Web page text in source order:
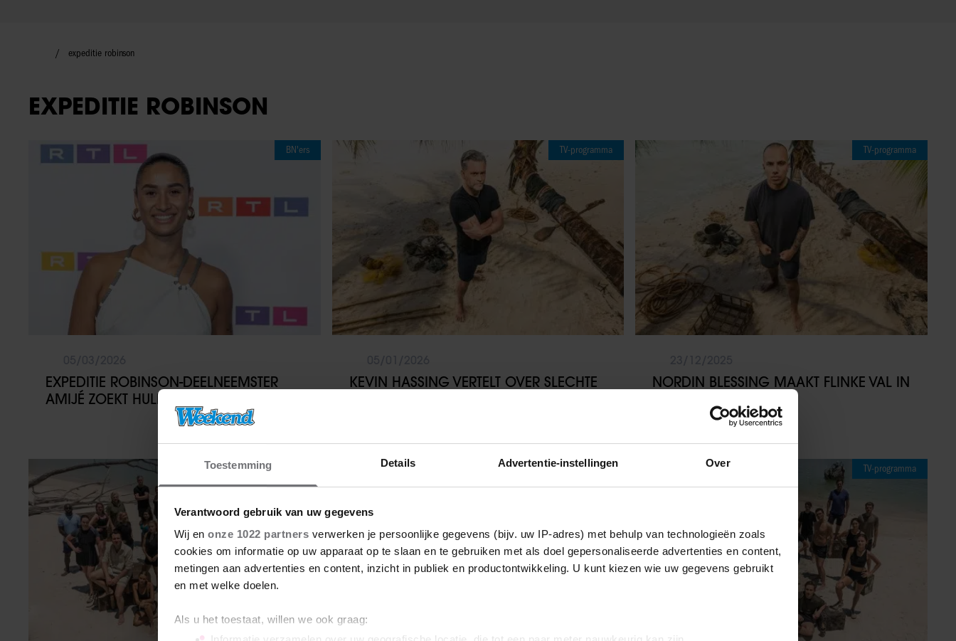
Toestemming Details Advertentie-instellingen Over
Verantwoord gebruik van uw gegevens
Wij en onze 1022 partners verwerken je persoonlijke gegevens (bijv. uw IP-adres) met behulp van technologieën zoals
cookies om informatie op uw apparaat op te slaan en te gebruiken met als doel gepersonaliseerde advertenties en content,
metingen aan advertenties en content, inzicht in publiek en productontwikkeling. U kunt kiezen wie uw gegevens gebruikt
en met welke doelen.
Als u het toestaat, willen we ook graag:
expeditie robinson
EXPEDITIE ROBINSON
BN'ers
EXPEDITIE ROBINSON-DEELNEEMSTER
AMIJÉ ZOEKT HULP NA ONLINE HAAT
TV-programma
KEVIN HASSING VERTELT OVER SLECHTE
TV-programma
NORDIN BLESSING MAAKT FLINKE VAL IN
TV-programma TV-programma TV-programma